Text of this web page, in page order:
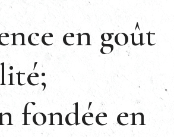
en goût
fondée en